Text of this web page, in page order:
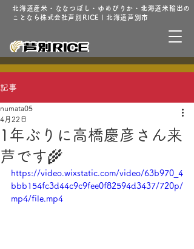
北海道産米・ななつぼし・ゆめぴりか・北海道米輸出の
ことなら株式会社芦別RICE | 北海道芦別市
記事
1年ぶりに高橋慶彦さん来
芦です🌾
numata05
4月22日
https://video.wixstatic.com/video/63b970_4
bbb154fc3d44c9c9fee0f82594d3437/720p/
mp4/file.mp4